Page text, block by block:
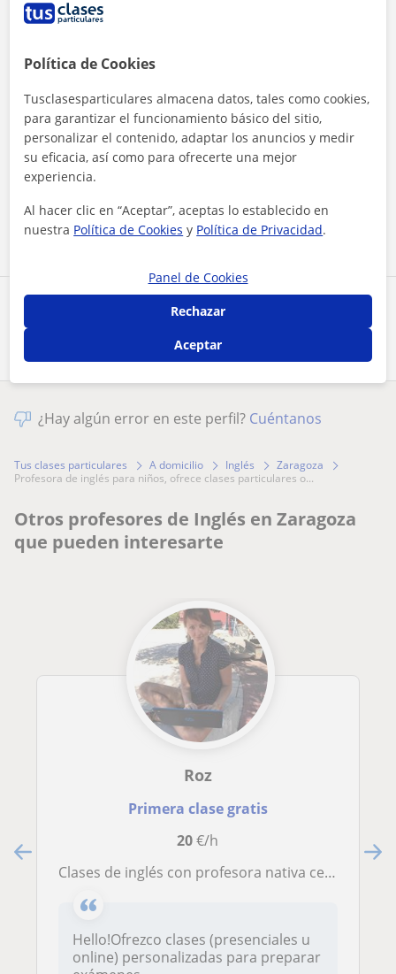
Comparte a este profesor
Al hacer clic, aceptas nuestroaviso legal y de privacidad
Contactar ahora
¿Hay algún error en este perfil? Cuéntanos
Tus clases particulares A domicilio Inglés
Zaragoza
profesora de inglés para niños, ofrece clases particulares o...
Otros profesores de Inglés en Zaragoza
que pueden interesarte
Roz
Primera clase gratis
20€/h
Clases de inglés con profesora nativa certificada
Hello!Ofrezco clases (presenciales u
online) personalizadas para preparar
Política de Cookies
Tusclasesparticulares almacena datos, tales como cookies,
para garantizar el funcionamiento básico del sitio,
personalizar el contenido, adaptar los anuncios y medir
su eficacia, así como para ofrecerte una mejor
experiencia.
Al hacer clic en “Aceptar”, aceptas lo establecido en
nuestra Política de Cookies y Política de Privacidad.
Panel de Cookies
Rechazar
Aceptar